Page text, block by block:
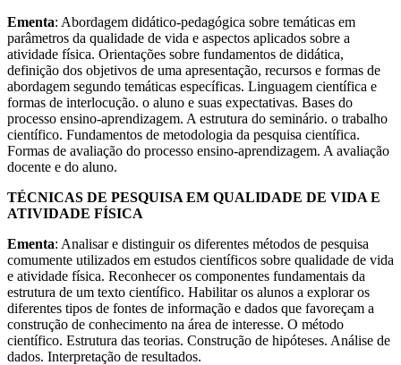
Ementa: Abordagem didático-pedagógica sobre temáticas em
parâmetros da qualidade de vida e aspectos aplicados sobre a
atividade física. Orientações sobre fundamentos de didática,
definição dos objetivos de uma apresentação, recursos e formas de
abordagem segundo temáticas específicas. Linguagem científica e
formas de interlocução. o aluno e suas expectativas. Bases do
processo ensino-aprendizagem. A estrutura do seminário. o trabalho
científico. Fundamentos de metodologia da pesquisa científica.
Formas de avaliação do processo ensino-aprendizagem. A avaliação
docente e do aluno.
TÉCNICAS DE PESQUISA EM QUALIDADE DE VIDA E
ATIVIDADE FÍSICA
Ementa: Analisar e distinguir os diferentes métodos de pesquisa
comumente utilizados em estudos científicos sobre qualidade de vida
e atividade física. Reconhecer os componentes fundamentais da
estrutura de um texto científico. Habilitar os alunos a explorar os
diferentes tipos de fontes de informação e dados que favoreçam a
construção de conhecimento na área de interesse. O método
científico. Estrutura das teorias. Construção de hipóteses. Análise de
dados. Interpretação de resultados.